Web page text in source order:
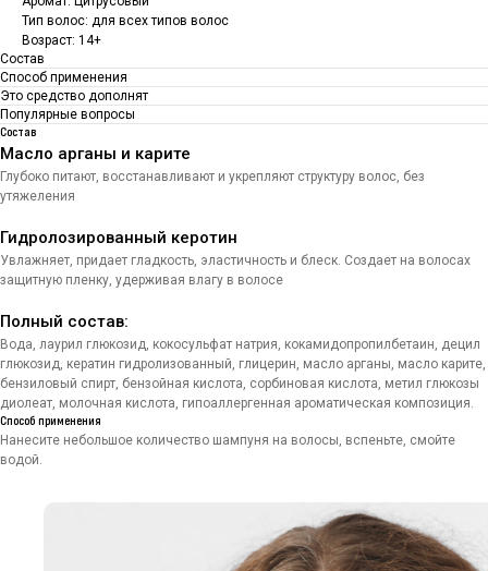
Тип волос: для всех типов волос
Возраст: 14+
Состав
Способ применения
Это средство дополнят
Популярные вопросы
Состав
Масло арганы и карите
Глубоко питают, восстанавливают и укрепляют структуру волос, без
утяжеления
Гидролозированный керотин
Увлажняет, придает гладкость, эластичность и блеск. Создает на волосах
защитную пленку, удерживая влагу в волосе
Полный состав:
Вода, лаурил глюкозид, кокосульфат натрия, кокамидопропилбетаин, децил
глюкозид, кератин гидролизованный, глицерин, масло арганы, масло карите,
бензиловый спирт, бензойная кислота, сорбиновая кислота, метил глюкозы
диолеат, молочная кислота, гипоаллергенная ароматическая композиция.​
Способ применения
Нанесите небольшое количество шампуня на волосы, вспеньте, смойте
водой.